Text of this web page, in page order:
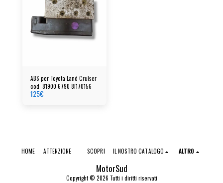
ABS per Toyota Land Cruiser
cod: 81900-6790 8l170156
125€
MotorSud
Copyright © 2026 Tutti i diritti riservati
HOME ATTENZIONE SCOPRI IL NOSTRO CATALOGO ALTRO